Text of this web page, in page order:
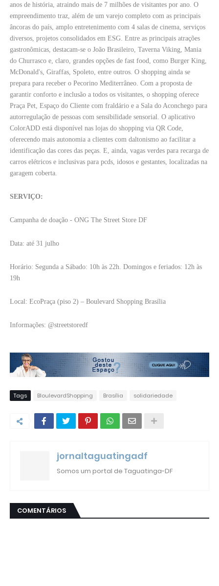
anos de história, atraindo mais de 7 milhões de visitantes por ano. O
empreendimento traz, além de um varejo completo com as principais
âncoras do país, amplo entretenimento com 4 salas de cinema, serviços
diversos, projetos consolidados em ESG. Entre as principais atrações
gastronômicas, destacam-se o João Brasileiro, Taverna Viking, Mania
do Churrasco e, claro, grandes opções de fast food, como Burger King,
McDonald's, Giraffas, Spoleto, entre outros. O shopping ainda se
prepara para receber o Pecorino Mediterrâneo. Com a proposta de
garantir conforto e inclusão a todos os visitantes, o shopping oferece
Praça Pet, Espaço do Cliente com fraldário e a Sala do Aconchego para
autorregulação de pessoas com sensibilidade sensorial. O aplicativo
ColorADD está disponível nas lojas do shopping via QR Code,
oferecendo mais autonomia a clientes com daltonismo ao facilitar a
identificação das cores das peças. E, ainda, vagas verdes para recarga de
carros elétricos e inclusivas para pcds, idosos e gestantes, localizadas na
garagem coberta.
SERVIÇO:
Campanha de doação - ONG The Street Store DF
Data: até 31 julho
Horário: Segunda a Sábado: 10h às 22h. Domingos e feriados: 12h às
19h
Local: EcoPraça (piso 2) – Boulevard Shopping Brasília
Informações: @streetstoredf
Tags BloulevardShopping Brasília solidariedade
jornaltaguatingadf
Somos um portal de Taguatinga-DF
COMENTÁRIOS